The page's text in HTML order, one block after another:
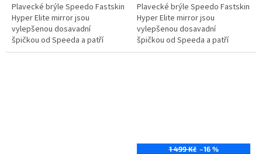
Plavecké brýle Speedo Fastskin
Hyper Elite mirror jsou
vylepšenou dosavadní
špičkou od Speeda a patří
vůbec mezi nejlepší
Plavecké brýle Speedo Fastskin
Hyper Elite mirror jsou
vylepšenou dosavadní
špičkou od Speeda a patří
vůbec mezi nejlepší
1 499 Kč –16 %